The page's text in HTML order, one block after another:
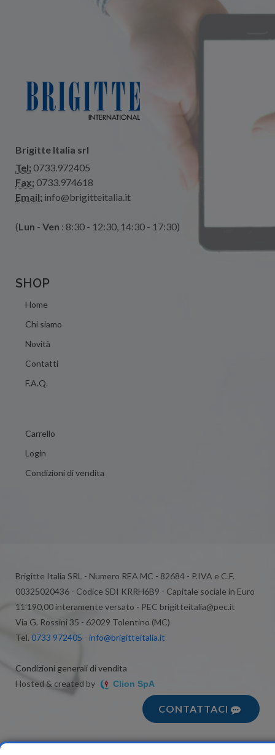
Brigitte Italia srl
Tel: 0733.972405
Fax: 0733.974618
Email: info@brigitteitalia.it
(Lun - Ven : 8:30 - 12:30, 14:30 - 17:30)
SHOP
Home
Chi siamo
Novità
Contatti
F.A.Q.
Carrello
Login
Condizioni di vendita
Brigitte Italia SRL - Numero REA MC - 82684 - P.IVA e C.F.
00325020436 - Codice SDI KRRH6B9 - Capitale sociale in Euro
11’190,00 interamente versato - PEC brigitteitalia@pec.it
Via G. Rossini 35 - 62029 Tolentino (MC)
Tel. 0733 972405 - info@brigitteitalia.it
Condizioni generali di vendita
Hosted & created by
Clion SpA
CONTATTACI